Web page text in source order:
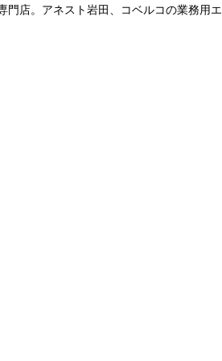
門店。アネスト岩田、コベルコの業務用エ